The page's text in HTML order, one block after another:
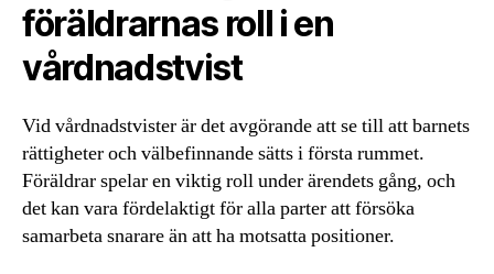
föräldrarnas roll i en
vårdnadstvist
Vid vårdnadstvister är det avgörande att se till att barnets
rättigheter och välbefinnande sätts i första rummet.
Föräldrar spelar en viktig roll under ärendets gång, och
det kan vara fördelaktigt för alla parter att försöka
samarbeta snarare än att ha motsatta positioner.